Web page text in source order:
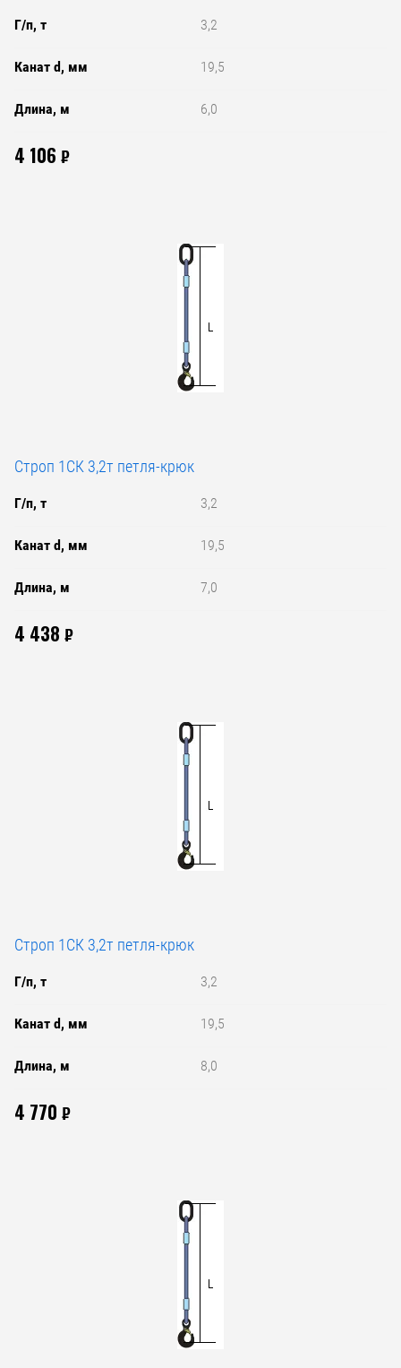
Г/п, т 3,2
Канат d, мм 19,5
Длина, м 6,0
4 106 ₽
Строп 1СК 3,2т петля-крюк
Г/п, т 3,2
Канат d, мм 19,5
Длина, м 7,0
4 438 ₽
Строп 1СК 3,2т петля-крюк
Г/п, т 3,2
Канат d, мм 19,5
Длина, м 8,0
4 770 ₽